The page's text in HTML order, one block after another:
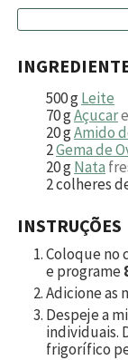
500gLeite
70gAçucar
20gAmido
2Gema de
20gNata
2colheres
INSTRUÇÕES
Coloque no
e programe
Adicione as
Despeje a
individuais.
frigorífico